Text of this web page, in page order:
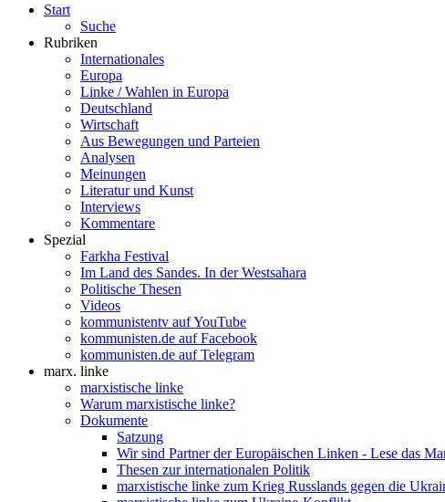
Start
Suche
Rubriken
Internationales
Europa
Linke / Wahlen in Europa
Deutschland
Wirtschaft
Aus Bewegungen und Parteien
Analysen
Meinungen
Literatur und Kunst
Interviews
Kommentare
Spezial
Farkha Festival
Im Land des Sandes. In der Westsahara
Politische Thesen
Videos
kommunistentv auf YouTube
kommunisten.de auf Facebook
kommunisten.de auf Telegram
marx. linke
marxistische linke
Warum marxistische linke?
Dokumente
Satzung
Wir sind Partner der Europäischen Linken - Lese das
Thesen zur internationalen Politik
marxistische linke zum Krieg Russlands gegen die